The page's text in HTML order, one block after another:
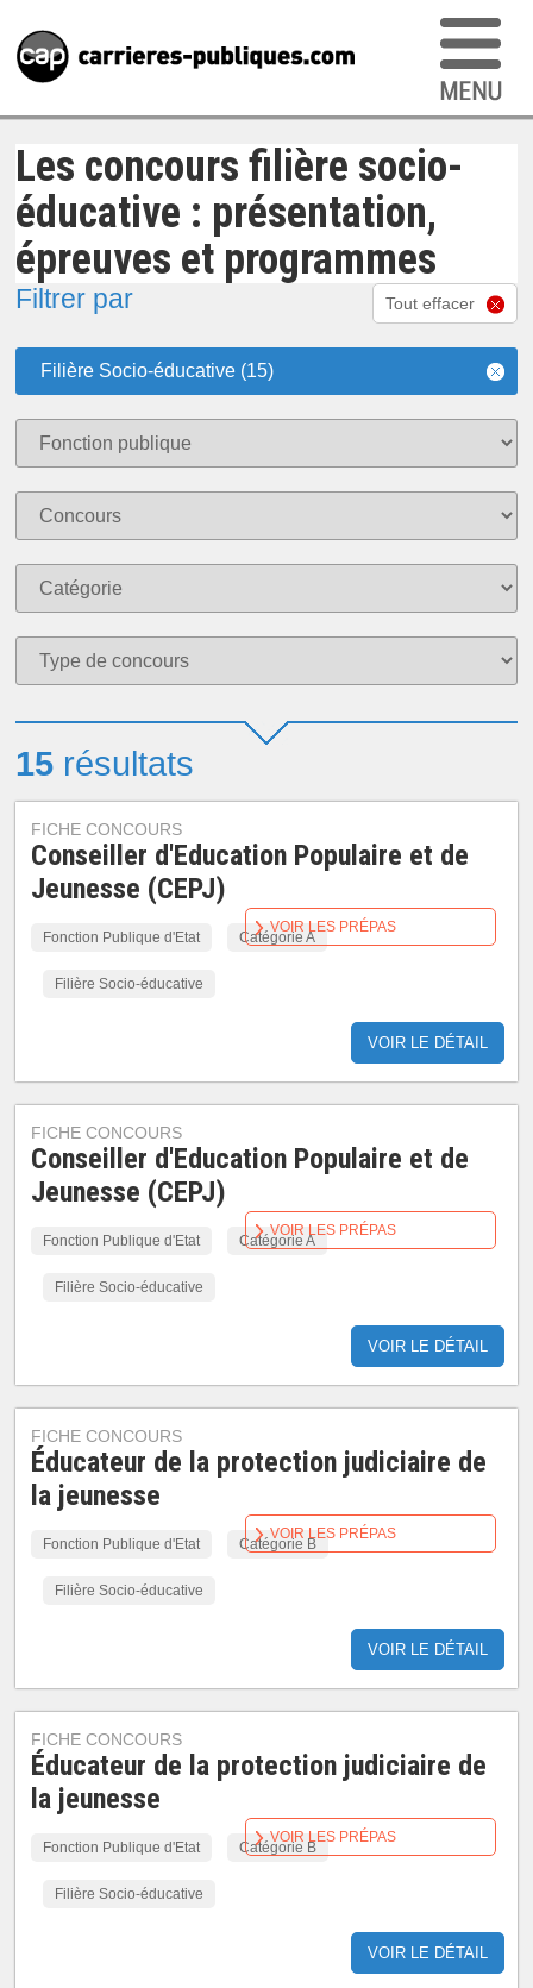
Les concours filière socio-
éducative : présentation,
épreuves et programmes
Filtrer par Tout effacer
Filière Socio-éducative (15)
15 résultats
FICHE CONCOURS
Conseiller d'Education Populaire et de
Jeunesse (CEPJ)
Fonction Publique d'Etat Catégorie A
Filière Socio-éducative
VOIR LE DÉTAIL
VOIR LES PRÉPAS
FICHE CONCOURS
Conseiller d'Education Populaire et de
Jeunesse (CEPJ)
Fonction Publique d'Etat Catégorie A
Filière Socio-éducative
VOIR LE DÉTAIL
VOIR LES PRÉPAS
FICHE CONCOURS
Éducateur de la protection judiciaire de
la jeunesse
Fonction Publique d'Etat Catégorie B
Filière Socio-éducative
VOIR LE DÉTAIL
VOIR LES PRÉPAS
FICHE CONCOURS
Éducateur de la protection judiciaire de
la jeunesse
Fonction Publique d'Etat Catégorie B
Filière Socio-éducative
VOIR LE DÉTAIL
VOIR LES PRÉPAS